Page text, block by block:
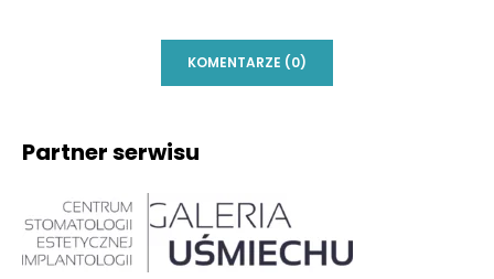
KOMENTARZE (0)
Partner serwisu